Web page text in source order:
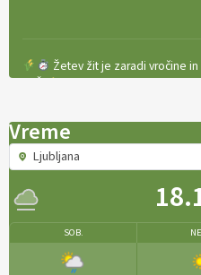
Žetev žit je zaradi vročine
VEČ
https://t.co/bBWaIz6Hhh
[EKOloško = LOGIČNO
#IMCAP #CAP https://t.co/
Vreme
Ljubljana
SOB.